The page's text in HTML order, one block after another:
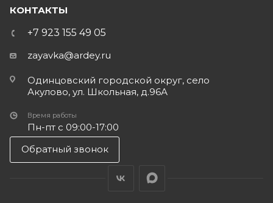
КОНТАКТЫ
+7 923 155 49 05
zayavka@ardey.ru
Одинцовский городской округ, село
Акулово, ул. Школьная, д.96А
Время работы
Пн-пт с 09:00-17:00
Обратный звонок